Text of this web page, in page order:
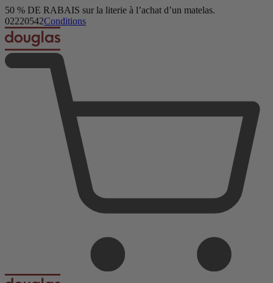
Oreillers en duvet synthétique
1 062 Avis
50 % DE RABAIS sur la literie à l’achat d’un matelas.
02220539Conditions